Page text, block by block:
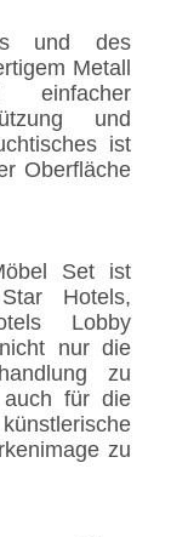
und des
Metall
und
ist
Oberfläche
Set ist
Hotels,
Lobby
nur die
zu
auch für die
zu